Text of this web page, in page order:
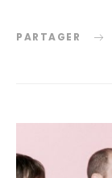
PARTAGER